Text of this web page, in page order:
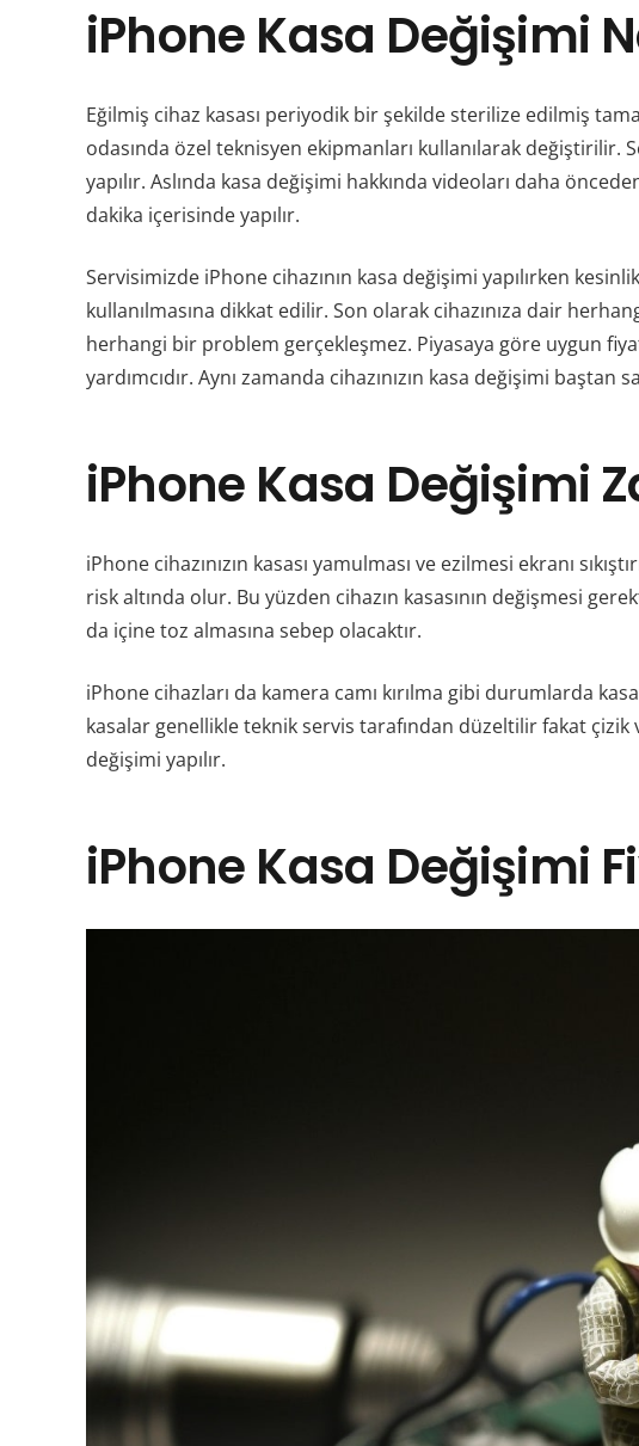
iPhone Kasa Değişimi
Eğilmiş cihaz kasası periyodik bir şekilde sterilize edilmiş
odasında özel teknisyen ekipmanları kullanılarak
yapılır. Aslında kasa değişimi hakkında videoları daha
dakika içerisinde yapılır.
Servisimizde iPhone cihazının kasa değişimi yapılırken
kullanılmasına dikkat edilir. Son olarak cihazınıza dair
herhangi bir problem gerçekleşmez. Piyasaya göre uygun
yardımcıdır. Aynı zamanda cihazınızın kasa değişimi
iPhone Kasa Değişimi
iPhone cihazınızın kasası yamulması ve ezilmesi ekranı
risk altında olur. Bu yüzden cihazın kasasının değişmesi
da içine toz almasına sebep olacaktır.
iPhone cihazları da kamera camı kırılma gibi durumlarda
kasalar genellikle teknik servis tarafından düzeltilir fakat
değişimi yapılır.
iPhone Kasa Değişimi